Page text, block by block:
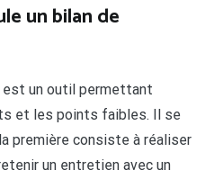
un bilan de
est un outil permettant
et les points faibles. Il se
première consiste à réaliser
un entretien avec un